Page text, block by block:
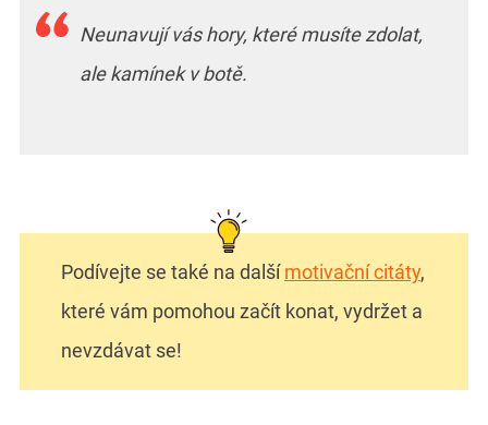
Neunavují vás hory, které musíte zdolat,
ale kamínek v botě.
Podívejte se také na dalšímotivační citáty,
které vám pomohou začít konat, vydržet a
nevzdávat se!